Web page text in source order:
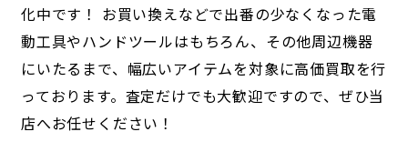
化中です！ お買い換えなどで出番の少なくなった電
動工具やハンドツールはもちろん、その他周辺機器
にいたるまで、幅広いアイテムを対象に高価買取を行
っております。査定だけでも大歓迎ですので、ぜひ当
店へお任せください！